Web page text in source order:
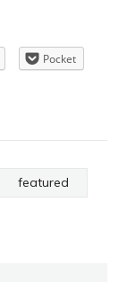
Pocket
featured